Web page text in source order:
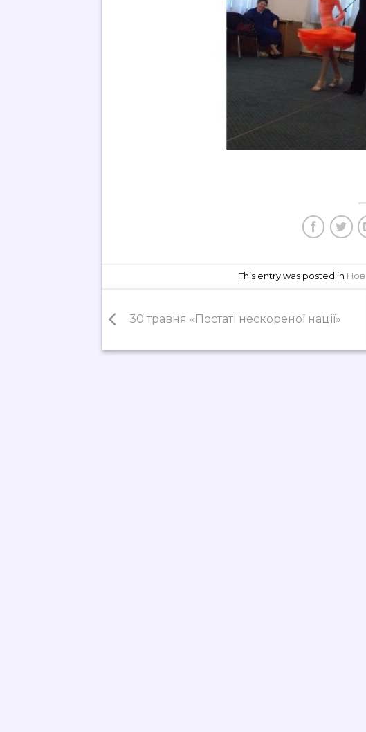
This entry was posted in
30 травня «Постаті нескореної нації»